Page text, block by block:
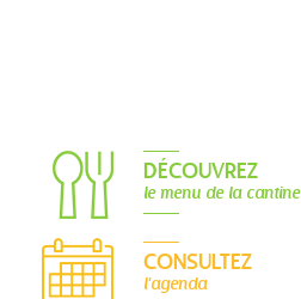
DÉCOUVREZ
le menu de la cantine
CONSULTEZ
l'agenda